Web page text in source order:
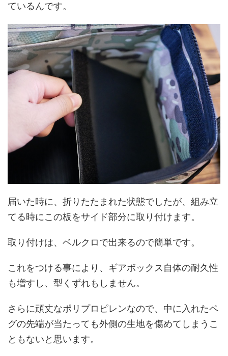
ているんです。
届いた時に、折りたたまれた状態でしたが、組み立
てる時にこの板をサイド部分に取り付けます。
取り付けは、ベルクロで出来るので簡単です。
これをつける事により、ギアボックス自体の耐久性
も増すし、型くずれもしません。
さらに頑丈なポリプロピレンなので、中に入れたペ
グの先端が当たっても外側の生地を傷めてしまうこ
ともないと思います。